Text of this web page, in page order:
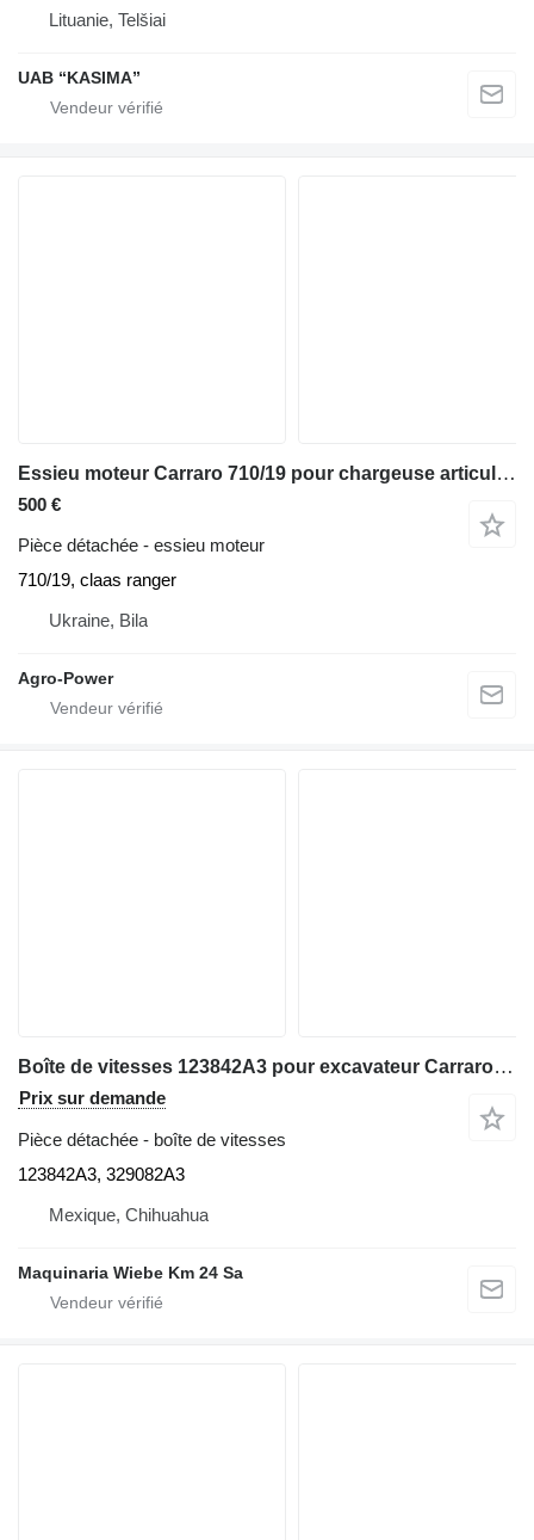
Lituanie, Telšiai
UAB “KASIMA”
Essieu moteur Carraro 710/19 pour chargeuse articulée télescopique Manitou
500 €
Pièce détachée - essieu moteur
710/19, claas ranger
Ukraine, Bila
Agro-Power
Boîte de vitesses 123842A3 pour excavateur Carraro TLB1-UP
Prix sur demande
Pièce détachée - boîte de vitesses
123842A3, 329082A3
Mexique, Chihuahua
Maquinaria Wiebe Km 24 Sa